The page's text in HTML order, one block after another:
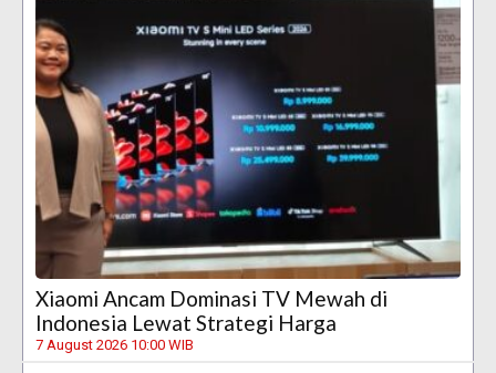
Xiaomi Ancam Dominasi TV Mewah di
Indonesia Lewat Strategi Harga
7 August 2026 10:00 WIB